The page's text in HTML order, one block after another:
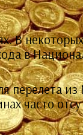
В
в
перелета
часто